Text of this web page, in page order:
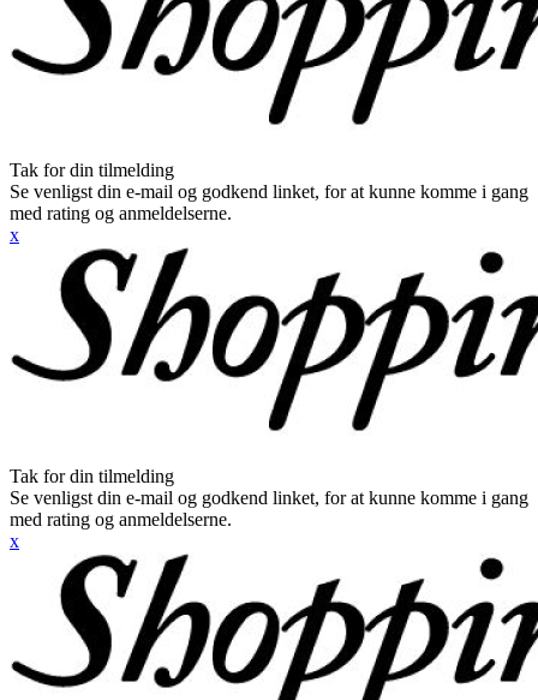
Tak for din tilmelding
Se venligst din e-mail og godkend linket, for at kunne komme i gang
med rating og anmeldelserne.
x
Tak for din tilmelding
Se venligst din e-mail og godkend linket, for at kunne komme i gang
med rating og anmeldelserne.
x